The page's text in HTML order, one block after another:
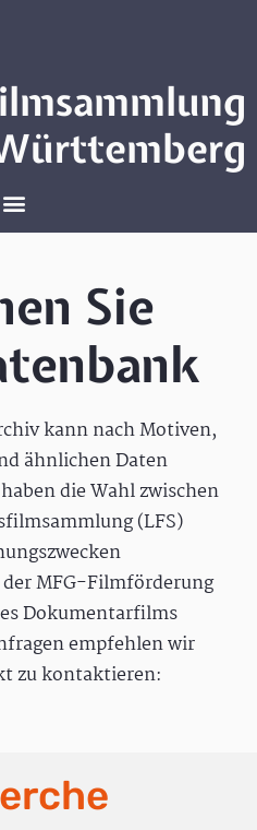
Sie
kann nach Motiven,
ähnlichen Daten
die Wahl zwischen
(LFS)
MFG-Filmförderung
Dokumentarfilms
empfehlen wir
zu kontaktieren: